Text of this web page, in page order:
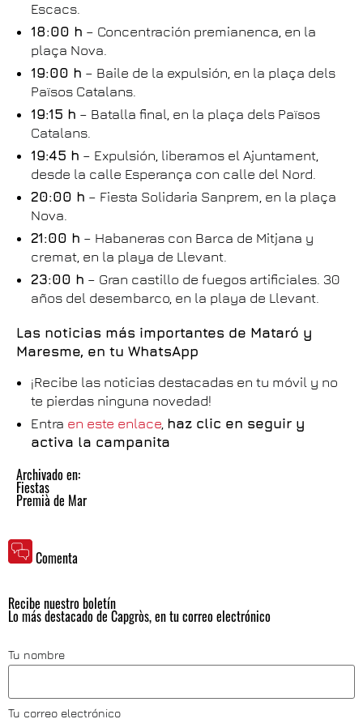
Escacs.
18:00 h – Concentración premianenca, en la
plaça Nova.
19:00 h – Baile de la expulsión, en la plaça dels
Països Catalans.
19:15 h – Batalla final, en la plaça dels Països
Catalans.
19:45 h – Expulsión, liberamos el Ajuntament,
desde la calle Esperança con calle del Nord.
20:00 h – Fiesta Solidaria Sanprem, en la plaça
Nova.
21:00 h – Habaneras con Barca de Mitjana y
cremat, en la playa de Llevant.
23:00 h – Gran castillo de fuegos artificiales. 30
años del desembarco, en la playa de Llevant.
Las noticias más importantes de Mataró y
Maresme, en tu WhatsApp
¡Recibe las noticias destacadas en tu móvil y no
te pierdas ninguna novedad!
Entra en este enlace, haz clic en seguir y
activa la campanita
Archivado en:
Fiestas
Premià de Mar
Comenta
Recibe nuestro boletín
Lo más destacado de Capgròs, en tu correo electrónico
Tu nombre
Tu correo electrónico